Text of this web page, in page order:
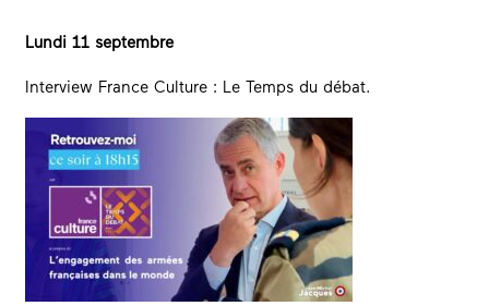
Lundi 11 septembre
Interview France Culture : Le Temps du débat.